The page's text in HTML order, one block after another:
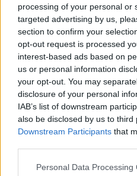
processing of your personal or
targeted advertising by us,
section to confirm your
opt-out request is processed
interest-based ads based on
us or personal information
your opt-out. You may
disclosure of your personal
IAB’s list of downstream
also be disclosed by us to third
Downstream Participants that
Personal Data Processing
Euthyrox (436)
Schildklier - hypothyroidie
De reviews op deze
gegenereerd en vervolgens
goedkeuring, om zo te voldoen
een review voor een medicijn.
geen medische kennis
reviews alleen een beeld van de
die van de eigenaar van
ervaringen kunnen verschillen
voor medisch advies altijd